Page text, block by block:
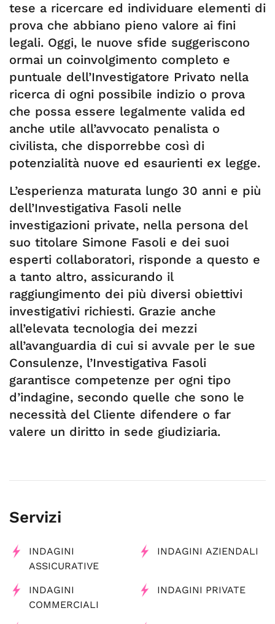
tese a ricercare ed individuare elementi di
prova che abbiano pieno valore ai fini
legali. Oggi, le nuove sfide suggeriscono
ormai un coinvolgimento completo e
puntuale dell’Investigatore Privato nella
ricerca di ogni possibile indizio o prova
che possa essere legalmente valida ed
anche utile all’avvocato penalista o
civilista, che disporrebbe così di
potenzialità nuove ed esaurienti ex legge.
L’esperienza maturata lungo 30 anni e più
dell’Investigativa Fasoli nelle
investigazioni private, nella persona del
suo titolare Simone Fasoli e dei suoi
esperti collaboratori, risponde a questo e
a tanto altro, assicurando il
raggiungimento dei più diversi obiettivi
investigativi richiesti. Grazie anche
all’elevata tecnologia dei mezzi
all’avanguardia di cui si avvale per le sue
Consulenze, l’Investigativa Fasoli
garantisce competenze per ogni tipo
d’indagine, secondo quelle che sono le
necessità del Cliente difendere o far
valere un diritto in sede giudiziaria.
Servizi
INDAGINI
ASSICURATIVE
INDAGINI AZIENDALI
INDAGINI
COMMERCIALI
INDAGINI PRIVATE